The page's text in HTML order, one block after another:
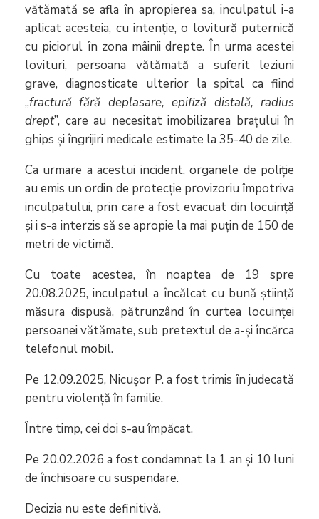
vătămată se afla în apropierea sa, inculpatul i-a
aplicat acesteia, cu intenție, o lovitură puternică
cu piciorul în zona mâinii drepte. În urma acestei
lovituri, persoana vătămată a suferit leziuni
grave, diagnosticate ulterior la spital ca fiind
„fractură fără deplasare, epifiză distală, radius
drept”, care au necesitat imobilizarea brațului în
ghips și îngrijiri medicale estimate la 35-40 de zile.
Ca urmare a acestui incident, organele de poliție
au emis un ordin de protecție provizoriu împotriva
inculpatului, prin care a fost evacuat din locuință
și i s-a interzis să se apropie la mai puțin de 150 de
metri de victimă.
Cu toate acestea, în noaptea de 19 spre
20.08.2025, inculpatul a încălcat cu bună știință
măsura dispusă, pătrunzând în curtea locuinței
persoanei vătămate, sub pretextul de a-și încărca
telefonul mobil.
Pe 12.09.2025, Nicușor P. a fost trimis în judecată
pentru violență în familie.
Între timp, cei doi s-au împăcat.
Pe 20.02.2026 a fost condamnat la 1 an și 10 luni
de închisoare cu suspendare.
Decizia nu este definitivă.